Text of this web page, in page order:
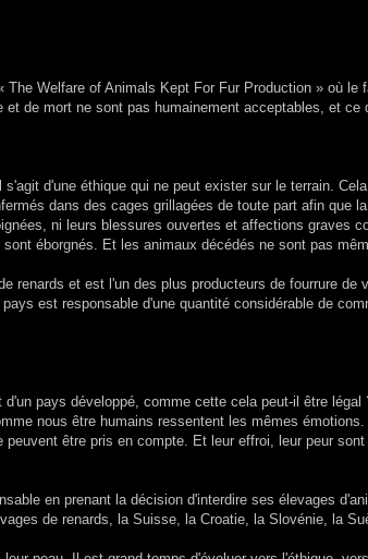
The Welfare of Animals Kept For Fur Production » où le
de mort ne sont pas humainement acceptables, et ce
d'une éthique qui ne peut exister sur le terrain.
dans des cages grillagées de toute part afin que
ni leurs blessures ouvertes et affections graves
éborgnés. Et les animaux décédés ne sont pas
renards et est l'un des plus producteurs de fourrure de
est responsable d'une quantité considérable de
pays développé, comme cette cela peut-il être légal
nous être humains ressentent les mêmes
être pris en compte. Et leur effroi, leur peur
en prenant la décision d'interdire ses élevages
de renards, la Suisse, la Croatie, la Slovénie, la